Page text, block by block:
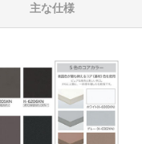
主な仕様